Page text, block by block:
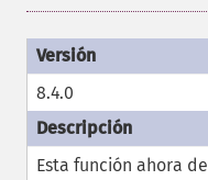
8.4.0
Esta función ahora